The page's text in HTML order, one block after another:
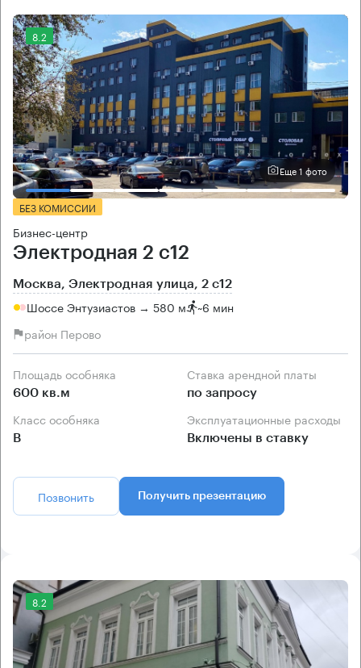
8.2
Еще 1 фото
БЕЗ КОМИССИИ
Бизнес-центр
Электродная 2 с12
Москва, Электродная улица, 2 с12
Шоссе Энтузиастов → 580 м ~6 мин
район Перово
Площадь особняка
600 кв.м
Ставка арендной платы
по запросу
Класс особняка
B
Эксплуатационные расходы
Включены в ставку
Позвонить Получить презентацию
8.2